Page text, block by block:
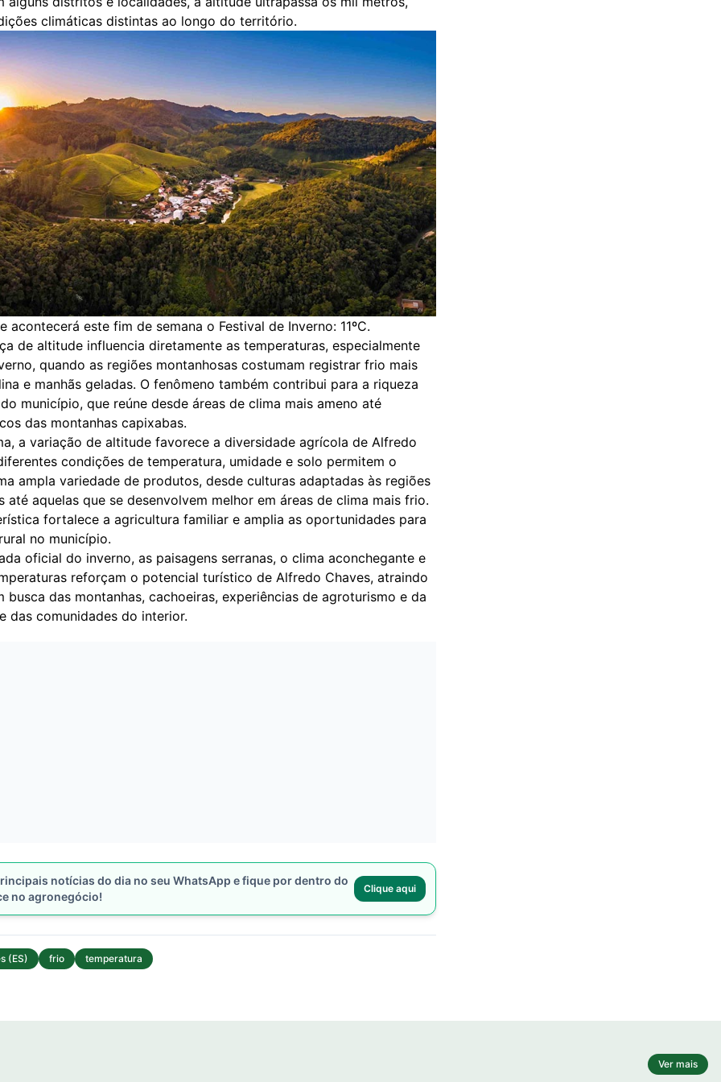
climáticas distintas ao longo do território.
acontecerá este fim de semana o Festival de Inverno: 11ºC.
de altitude influencia diretamente as temperaturas, especialmente
quando as regiões montanhosas costumam registrar frio mais
e manhãs geladas. O fenômeno também contribui para a riqueza
município, que reúne desde áreas de clima mais ameno até
das montanhas capixabas.
a variação de altitude favorece a diversidade agrícola de Alfredo
condições de temperatura, umidade e solo permitem o
ampla variedade de produtos, desde culturas adaptadas às regiões
até aquelas que se desenvolvem melhor em áreas de clima mais frio.
fortalece a agricultura familiar e amplia as oportunidades para
no município.
oficial do inverno, as paisagens serranas, o clima aconchegante e
reforçam o potencial turístico de Alfredo Chaves, atraindo
busca das montanhas, cachoeiras, experiências de agroturismo e da
das comunidades do interior.
notícias do dia no seu WhatsApp e fique por dentro do
no agronegócio!
Clique aqui
(ES) frio temperatura
Ver mais